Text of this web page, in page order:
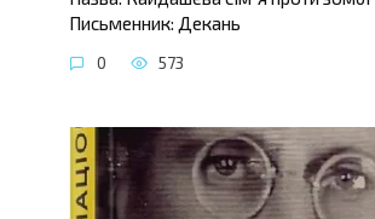
Письменник: Декань
0 573